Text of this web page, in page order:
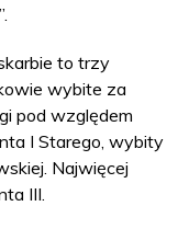
to trzy
wybite za
pod względem
I Starego, wybity
Najwięcej
III.